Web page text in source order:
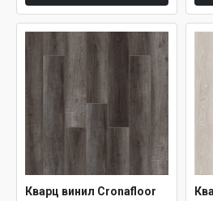
Кварц винил Cronafloor